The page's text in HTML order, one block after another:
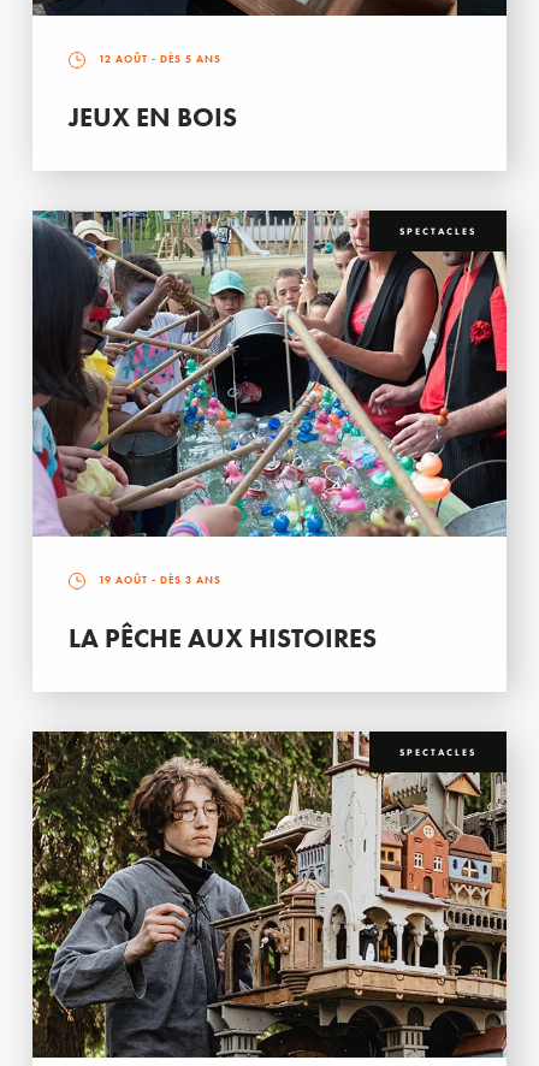
12 AOÛT - DÈS 5 ANS
JEUX EN BOIS
SPECTACLES
19 AOÛT - DÈS 3 ANS
LA PÊCHE AUX HISTOIRES
SPECTACLES